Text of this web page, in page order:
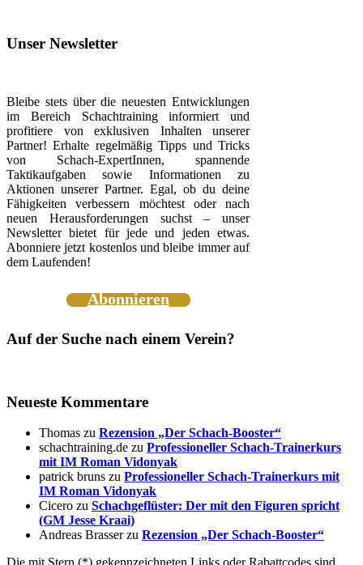
Unser Newsletter
Bleibe stets über die neuesten Entwicklungen
im Bereich Schachtraining informiert und
profitiere von exklusiven Inhalten unserer
Partner! Erhalte regelmäßig Tipps und Tricks
von Schach-ExpertInnen, spannende
Taktikaufgaben sowie Informationen zu
Aktionen unserer Partner. Egal, ob du deine
Fähigkeiten verbessern möchtest oder nach
neuen Herausforderungen suchst – unser
Newsletter bietet für jede und jeden etwas.
Abonniere jetzt kostenlos und bleibe immer auf
dem Laufenden!
Abonnieren
Auf der Suche nach einem Verein?
Neueste Kommentare
Thomas zu Rezension „Der Schach-Booster“
schachtraining.de zu Professioneller Schach-Trainerkurs
mit IM Roman Vidonyak
patrick bruns zu Professioneller Schach-Trainerkurs mit
IM Roman Vidonyak
Cicero zu Schachgeflüster: Der mit den Figuren spricht
(GM Jesse Kraai)
Andreas Brasserzu Rezension „Der Schach-Booster“